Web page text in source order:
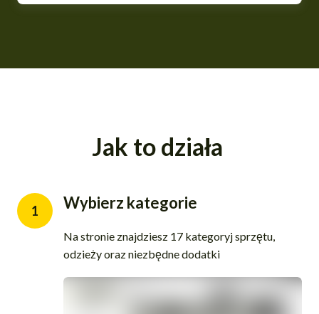
Jak to działa
1 Wybierz kategorie
Na stronie znajdziesz 17 kategoryj sprzętu,
odzieży oraz niezbędne dodatki